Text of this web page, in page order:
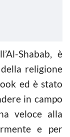
Shabab, è
religione
ed è stato
in campo
veloce alla
e per